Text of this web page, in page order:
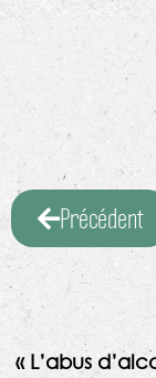
Précédent
« L’abus